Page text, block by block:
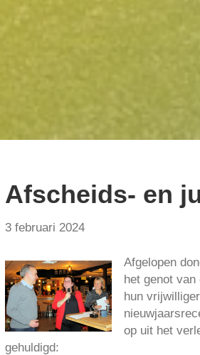
Afscheids- en
3 februari 2024
Afgelopen
het genot
hun
op uit het
gehuldigd: